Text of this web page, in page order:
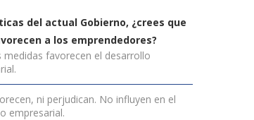
del actual Gobierno, ¿crees que
a los emprendedores?
medidas favorecen el desarrollo
ni perjudican. No influyen en el
empresarial.